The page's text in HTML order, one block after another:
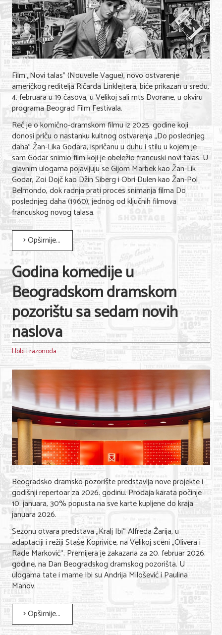
Film „Novi talas" (Nouvelle Vague), novo ostvarenje
američkog reditelja Ričarda Linklejtera, biće prikazan u sredu,
4. februara u 19 časova, u Velikoj sali mts Dvorane, u okviru
programa Beograd Film Festivala.
Reč je o komično-dramskom filmu iz 2025. godine koji
donosi priču o nastanku kultnog ostvarenja „Do poslednjeg
daha" Žan-Lika Godara, ispričanu u duhu i stilu u kojem je
sam Godar snimio film koji je obeležio francuski novi talas. U
glavnim ulogama pojavljuju se Gijom Marbek kao Žan-Lik
Godar, Zoi Dojč kao Džin Siberg i Obri Dulen kao Žan-Pol
Belmondo, dok radnja prati proces snimanja filma Do
poslednjeg daha (1960), jednog od ključnih filmova
francuskog novog talasa.
Opširnije...
Godina komedije u
Beogradskom dramskom
pozorištu sa sedam novih
naslova
Hobi i razonoda
Beogradsko dramsko pozorište predstavlja nove projekte i
godišnji repertoar za 2026. godinu. Prodaja karata počinje
10. januara, 30% popusta na sve karte kupljene do kraja
januara 2026.
Sezonu otvara predstava „Kralj Ibi“ Alfreda Žarija, u
adaptaciji i režiji Staše Koprivice, na Velikoj sceni „Olivera i
Rade Marković“. Premijera je zakazana za 20. februar 2026.
godine, na Dan Beogradskog dramskog pozorišta. U
ulogama tate i mame Ibi su Andrija Milošević i Paulina
Manov.
Opširnije...